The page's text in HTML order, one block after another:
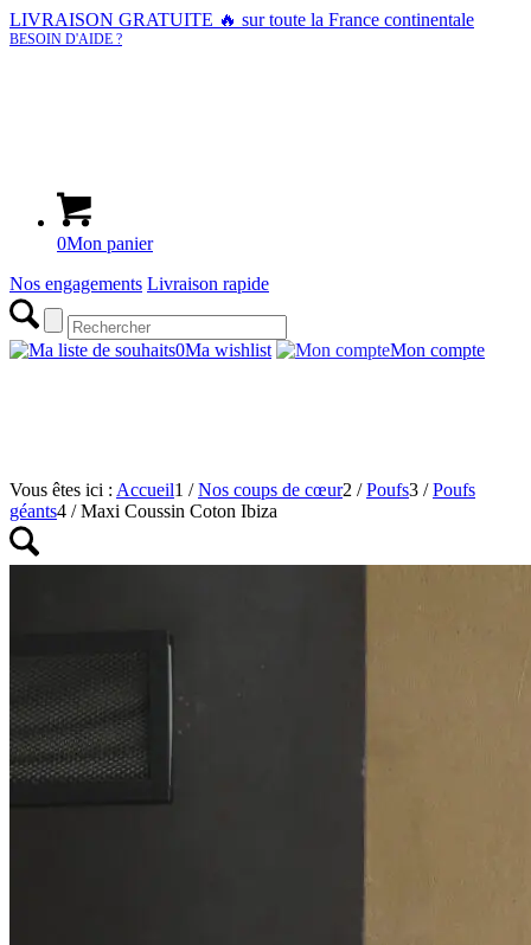
LIVRAISON GRATUITE 🔥 sur toute la France continentale
BESOIN D'AIDE ?
0Mon panier
Nos engagements Livraison rapide
0Ma wishlist Mon compte
Mon panier
Vous êtes ici : Accueil1 / Nos coups de cœur2 / Poufs3 / Poufs
géants4 / Maxi Coussin Coton Ibiza